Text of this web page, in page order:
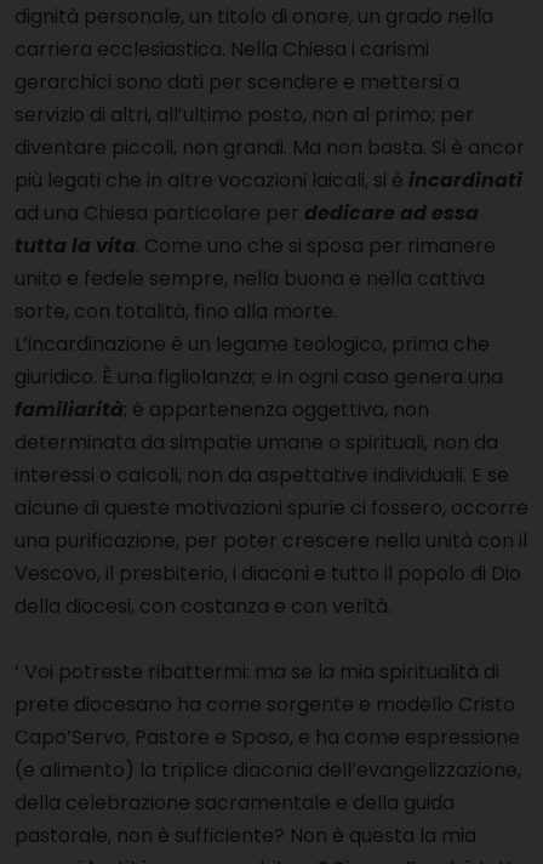
dignità personale, un titolo di onore, un grado nella
carriera ecclesiastica. Nella Chiesa i carismi
gerarchici sono dati per scendere e mettersi a
servizio di altri, all’ultimo posto, non al primo; per
diventare piccoli, non grandi. Ma non basta. Si è ancor
più legati che in altre vocazioni laicali, si è incardinati
ad una Chiesa particolare per dedicare ad essa
tutta la vita. Come uno che si sposa per rimanere
unito e fedele sempre, nella buona e nella cattiva
sorte, con totalità, fino alla morte.
L’incardinazione è un legame teologico, prima che
giuridico. È una figliolanza; e in ogni caso genera una
familiarità; è appartenenza oggettiva, non
determinata da simpatie umane o spirituali, non da
interessi o calcoli, non da aspettative individuali. E se
alcune di queste motivazioni spurie ci fossero, occorre
una purificazione, per poter crescere nella unità con il
Vescovo, il presbiterio, i diaconi e tutto il popolo di Dio
della diocesi, con costanza e con verità.
‘ Voi potreste ribattermi: ma se la mia spiritualità di
prete diocesano ha come sorgente e modello Cristo
Capo’Servo, Pastore e Sposo, e ha come espressione
(e alimento) la triplice diaconia dell’evangelizzazione,
della celebrazione sacramentale e della guida
pastorale, non è sufficiente? Non è questa la mia